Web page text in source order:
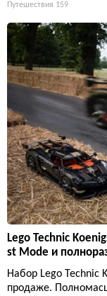
Путешествия 159
Lego Technic
st Mode и
Набор Lego Technic
продаже.